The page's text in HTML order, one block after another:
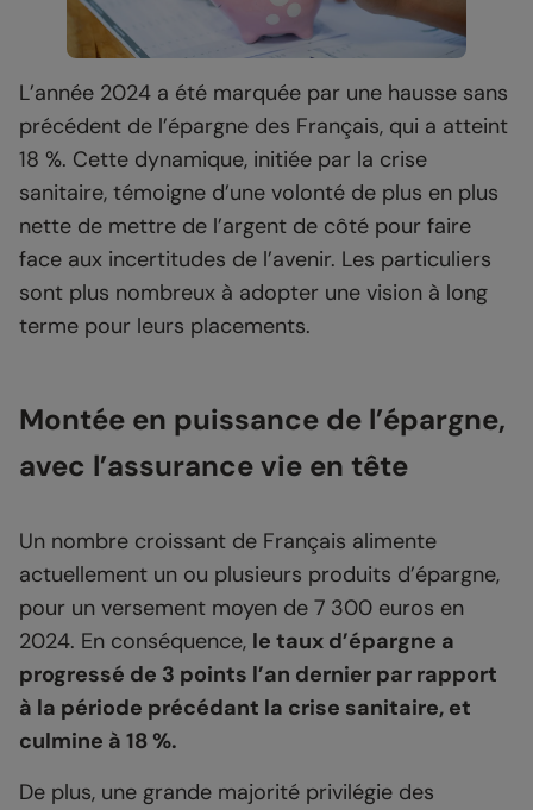
L’année 2024 a été marquée par une hausse sans
précédent de l’épargne des Français, qui a atteint
18 %. Cette dynamique, initiée par la crise
sanitaire, témoigne d’une volonté de plus en plus
nette de mettre de l’argent de côté pour faire
face aux incertitudes de l’avenir. Les particuliers
sont plus nombreux à adopter une vision à long
terme pour leurs placements.
Montée en puissance de l’épargne,
avec l’assurance vie en tête
Un nombre croissant de Français alimente
actuellement un ou plusieurs produits d’épargne,
pour un versement moyen de 7 300 euros en
2024. En conséquence, le taux d’épargne a
progressé de 3 points l’an dernier par rapport
à la période précédant la crise sanitaire, et
culmine à 18 %.
De plus, une grande majorité privilégie des